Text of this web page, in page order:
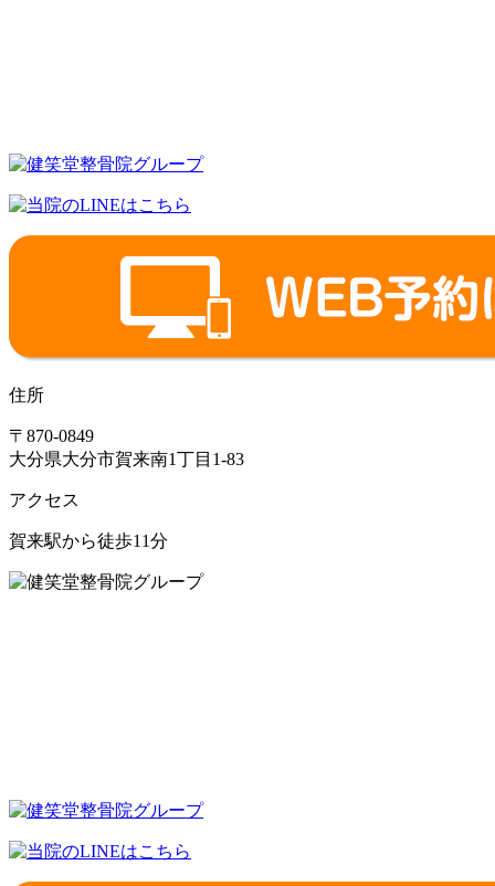
住所
〒870-0849
大分県大分市賀来南1丁目1-83
アクセス
賀来駅から徒歩11分